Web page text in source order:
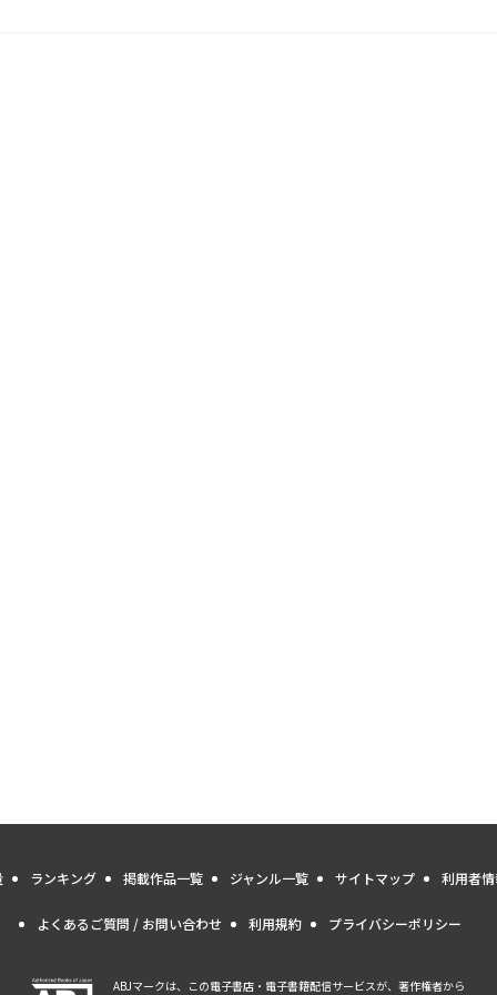
ランキング 掲載作品一覧 ジャンル一覧 サイトマップ 利用者
よくあるご質問 / お問い合わせ 利用規約 プライバシーポリシー
ABJマークは、この電子書店・電子書籍配信サービスが、著作権者から